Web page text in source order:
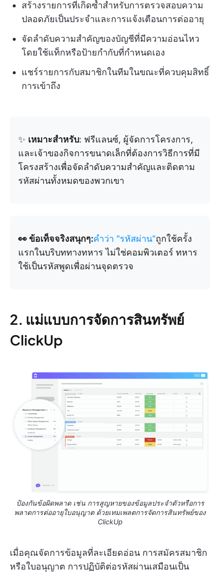
สร้างรายการที่เกิดซ้ำสำหรับการตรวจสอบความ
ปลอดภัยเป็นประจำและการแจ้งเตือนการต่ออายุ
จัดลำดับความสำคัญของบัญชีที่มีความอ่อนไหว
โดยใช้แท็กหรือป้ายกำกับที่กำหนดเอง
แชร์รายการกับสมาชิกในทีมในขณะที่ควบคุมสิทธิ์
การเข้าถึง
✨ เหมาะสำหรับ: ฟรีแลนซ์, ผู้จัดการโครงการ,
และเจ้าของกิจการขนาดเล็กที่ต้องการวิธีการที่มี
โครงสร้างเพื่อจัดลำดับความสำคัญและติดตาม
รหัสผ่านทั้งหมดของพวกเขา
👀 ข้อเท็จจริงสนุกๆ:คำว่า "รหัสผ่าน"ถูกใช้ครั้ง
แรกในบริบททางทหาร ไม่ใช่คอมพิวเตอร์ ทหาร
ใช้เป็นรหัสพูดเพื่อผ่านจุดตรวจ
2. แม่แบบการจัดการสินทรัพย์
ClickUp
ป้องกันข้อผิดพลาด เช่น การสูญหายของข้อมูลประจำตัวหรือการ
พลาดการต่ออายุใบอนุญาต ด้วยเทมเพลตการจัดการสินทรัพย์ของ
ClickUp
เมื่อคุณจัดการข้อมูลที่ละเอียดอ่อน การสมัครสมาชิก
หรือใบอนุญาต การปฏิบัติต่อรหัสผ่านเสมือนเป็น